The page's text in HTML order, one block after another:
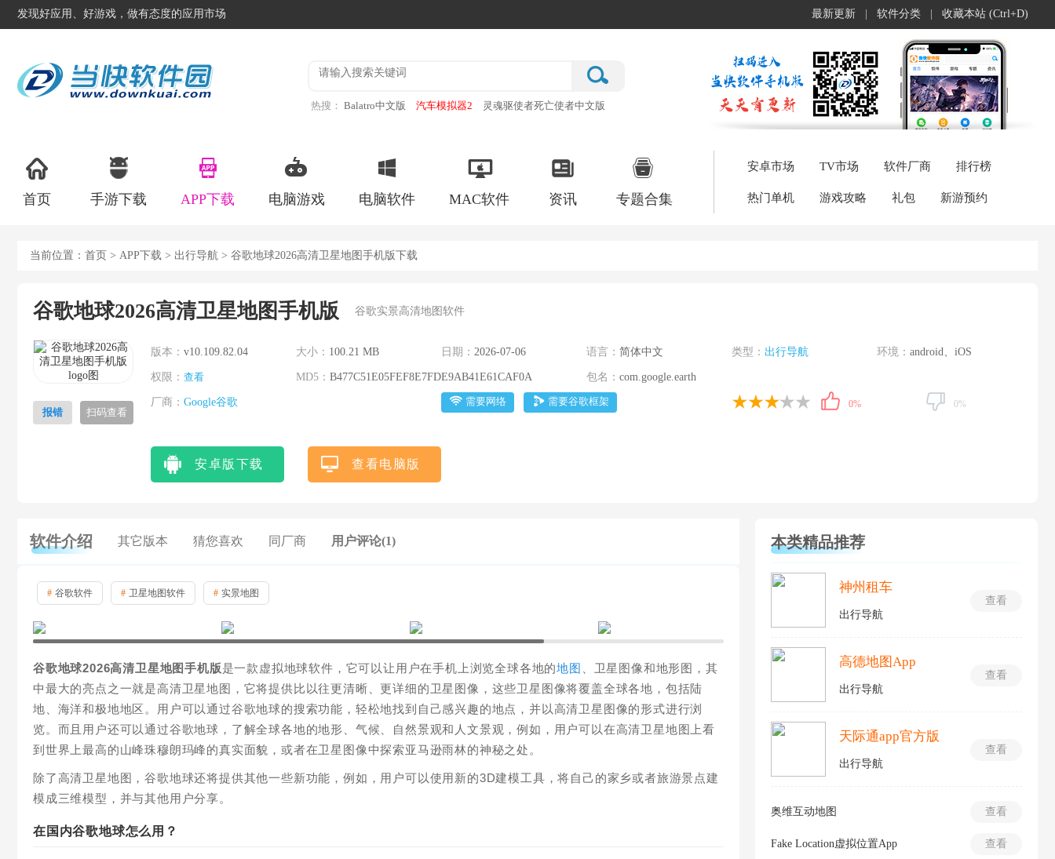
发现好应用、好游戏，做有态度的应用市场 最新更新 软件分类 收藏本站 (Ctrl+D)
热搜： Balatro中文版 汽车模拟器2
灵魂驱使者死亡使者中文版
首页 手游下载 APP下载 电脑游戏 电脑软件 MAC软件 资讯 专题合集
安卓市场 TV市场 软件厂商 排行榜
热门单机 游戏攻略 礼包 新游预约
当前位置： 首页 > APP下载 > 出行导航 > 谷歌地球2026高清卫星地图手机版下载
谷歌地球2026高清卫星地图手机版 谷歌实景高清地图软件
报错 扫码查看
版本： v10.109.82.04 大小： 100.21 MB 日期： 2026-07-06 语言： 简体中文 类型： 出行导航 环境： android、iOS
权限： 查看 MD5： B477C51E05FEF8E7FDE9AB41E61CAF0A 包名： com.google.earth
厂商： Google谷歌 需要网络 需要谷歌框架 0% 0%
安卓版下载 查看电脑版
软件介绍 其它版本 猜您喜欢 同厂商 用户评论(1)
# 谷歌软件 # 卫星地图软件 # 实景地图
谷歌地球2026高清卫星地图手机版是一款虚拟地球软件，它可以让用户在手机上浏览全球各地的地图
、卫星图像和地形图，其
中最大的亮点之一就是高清卫星地图，它将提供比以往更清晰、更详细的卫星图像，这些卫星图像将覆盖全球各地，包括陆
地、海洋和极地地区。用户可以通过谷歌地球的搜索功能，轻松地找到自己感兴趣的地点，并以高清卫星图像的形式进行浏
览。而且用户还可以通过谷歌地球，了解全球各地的地形、气候、自然景观和人文景观，例如，用户可以在高清卫星地图上看
到世界上最高的山峰珠穆朗玛峰的真实面貌，或者在卫星图像中探索亚马逊雨林的神秘之处。
除了高清卫星地图，谷歌地球还将提供其他一些新功能，例如，用户可以使用新的3D建模工具，将自己的家乡或者旅游景点建
模成三维模型，并与其他用户分享。
在国内谷歌地球怎么用？
本类精品推荐
查看
神州租车
出行导航
查看
高德地图App
出行导航
查看
天际通app官方版
出行导航
查看
奥维互动地图
查看
Fake Location虚拟位置App